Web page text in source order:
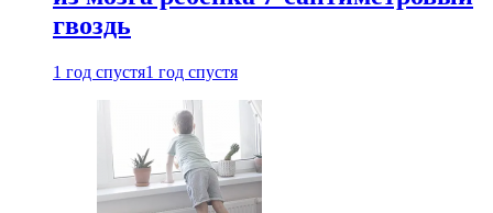
гвоздь
1 год спустя1 год спустя